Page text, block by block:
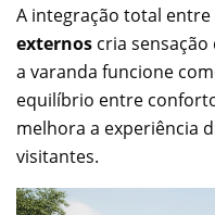
A integração total entre
externos cria
a varanda funcione
equilíbrio entre
melhora a experiência
visitantes.